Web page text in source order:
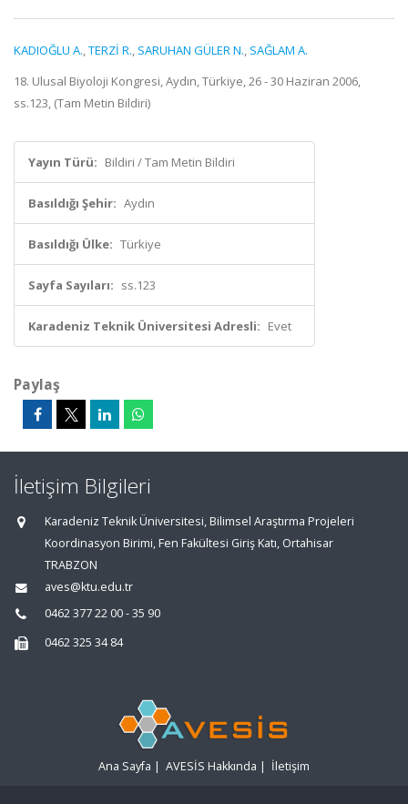
KADIOĞLU A.,TERZİ R., SARUHAN GÜLER N., SAĞLAM A.
18. Ulusal Biyoloji Kongresi, Aydın, Türkiye, 26 - 30 Haziran 2006,
ss.123, (Tam Metin Bildiri)
Yayın Türü: Bildiri / Tam Metin Bildiri
Basıldığı Şehir: Aydın
Basıldığı Ülke: Türkiye
Sayfa Sayıları: ss.123
Karadeniz Teknik Üniversitesi Adresli: Evet
Paylaş
İletişim Bilgileri
Karadeniz Teknik Üniversitesi, Bilimsel Araştırma Projeleri
Koordinasyon Birimi, Fen Fakültesi Giriş Katı, Ortahisar
TRABZON
aves@ktu.edu.tr
0462 377 22 00 - 35 90
0462 325 34 84
Ana Sayfa | AVESİS Hakkında | İletişim